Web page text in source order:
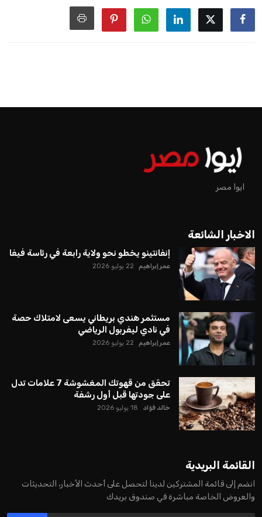
إنفانتينو يخطو نحو ولاية رابعة في
عمر إبراهيم منذ 18 أيام
يبدو أن السويسري جياني إنفانتينو في طريقه للاحتفاظ بمنصبه
كرئيس للاتحاد الدولي لكرة القدم “فيفا” لفترة رابعة، بعد أن حصل
على تأييد واسع من أكثر من 200 اتحاد وطني من أصل 211 في
الجمعية العمومية. مما يعزز فرصته للفوز في الانتخابات المقررة عام
2027، ويجعله المرشح الأكثر حظًا حتى الآن.
لإنفانتينو في الآونة الأخيرة. حتى الآن، لم يتقدم أي مرشح منافس
في السباق الانتخابي، ولم تتمكن الأصوات المعارضة من التوصل إلى
اسم يوازن موقف إنفانتينو، قبل انتهاء فترة الترشح في نوفمبر
المقبل.